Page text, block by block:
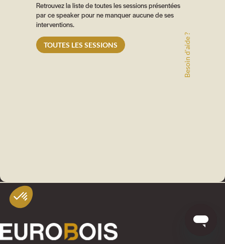
Retrouvez la liste de toutes les sessions présentées
par ce speaker pour ne manquer aucune de ses
interventions.
TOUTES LES SESSIONS Besoin d'aide ?